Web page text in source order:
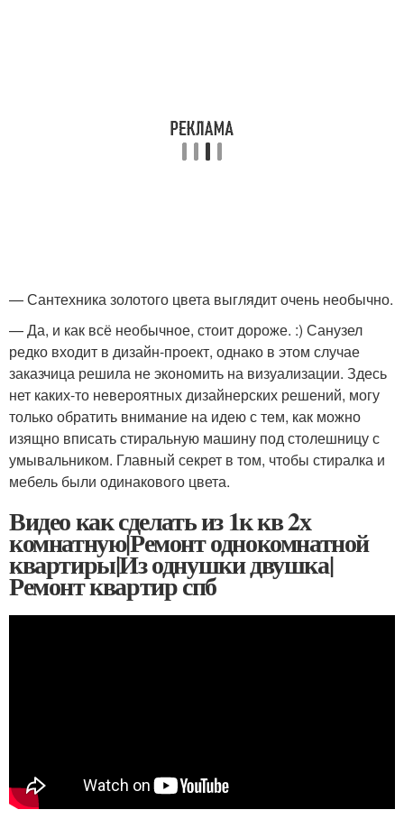
— Сантехника золотого цвета выглядит очень необычно.
— Да, и как всё необычное, стоит дороже. :) Санузел
редко входит в дизайн-проект, однако в этом случае
заказчица решила не экономить на визуализации. Здесь
нет каких-то невероятных дизайнерских решений, могу
только обратить внимание на идею с тем, как можно
изящно вписать стиральную машину под столешницу с
умывальником. Главный секрет в том, чтобы стиралка и
мебель были одинакового цвета.
Видео как сделать из 1к кв 2х
комнатную|Ремонт однокомнатной
квартиры|Из однушки двушка|
Ремонт квартир спб